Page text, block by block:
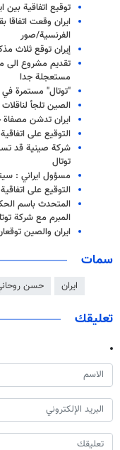
توقيع اتفاقية
ايران وقعت
الفرنسية/صور
إيران توقع ثلاث
تقديم مشروع الى
مستعجلة جدا
"توتال" مستمرة في
الصين تلجأ
ايران تدشن مصفاة
التوقيع على
شركة صينية قد
توتال
مسؤول ايراني :
التوقيع على
المتحدث باسم
المبرم مع شركة
ايران والصين توقعان عقدا
سمات
ايران حسن
تعليقك